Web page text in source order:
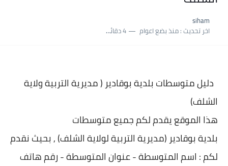
siham
اخر تحديث :منذ بضع اعوام 4 دقائق للقراءة
دليل متوسطات بلديةبوقادير ( مديرية التربية ولاية
الشلف)
هذا الموقع يقدم لكم جميع متوسطات
بلديةبوقادير (مديرية التربية لولاية الشلف) , بحيث نقدم
لكم : اسم المتوسطة - عنوان المتوسطة - رقم هاتف